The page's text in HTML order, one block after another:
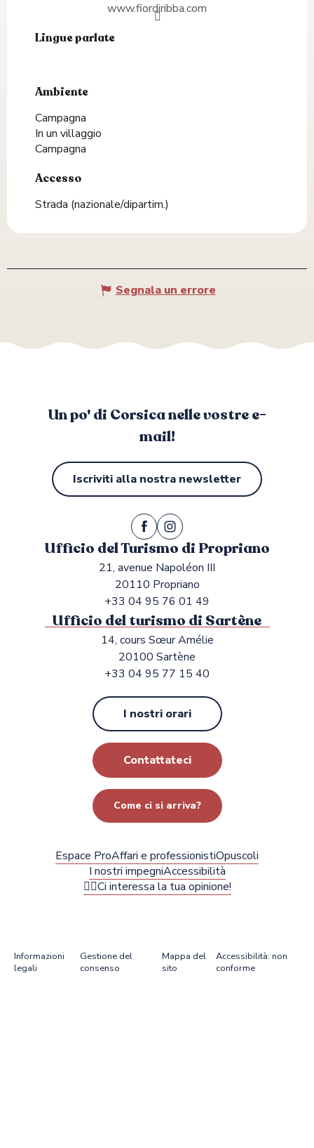
www.fiordiribba.com
Lingue parlate
Lingue parlate
Ambiente
Ambiente
Campagna
In un villaggio
Campagna
Accesso
Accesso
Strada (nazionale/dipartim.)
Segnala un errore
Un po' di Corsica nelle vostre e-
mail!
Iscriviti alla nostra newsletter
Ufficio del Turismo di Propriano
21, avenue Napoléon III
20110 Propriano
+33 04 95 76 01 49
Ufficio del turismo di Sartène
14, cours Sœur Amélie
20100 Sartène
+33 04 95 77 15 40
I nostri orari
Contattateci
Come ci si arriva?
Espace ProAffari e professionistiOpuscoli
I nostri impegniAccessibilità
✍🏻Ci interessa la tua opinione!
Informazioni
legali
Gestione del
consenso
Mappa del
sito
Accessibilità: non
conforme